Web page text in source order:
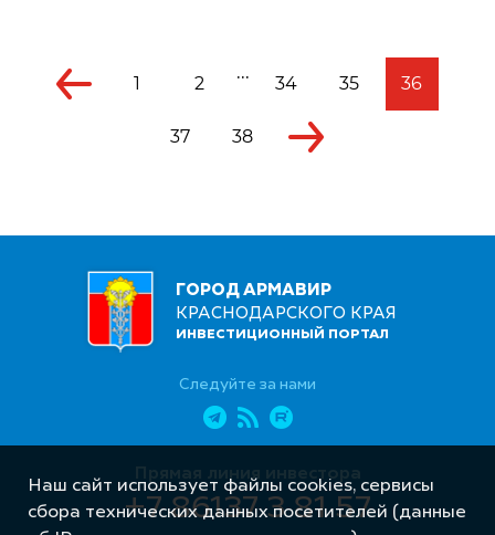
1 2 ... 34 35 36
37 38
ГОРОД АРМАВИР
КРАСНОДАРСКОГО КРАЯ
ИНВЕСТИЦИОННЫЙ ПОРТАЛ
Следуйте за нами
Прямая линия инвестора
+7 86137 3 81 57
Наш сайт использует файлы cookies, сервисы
сбора технических данных посетителей (данные